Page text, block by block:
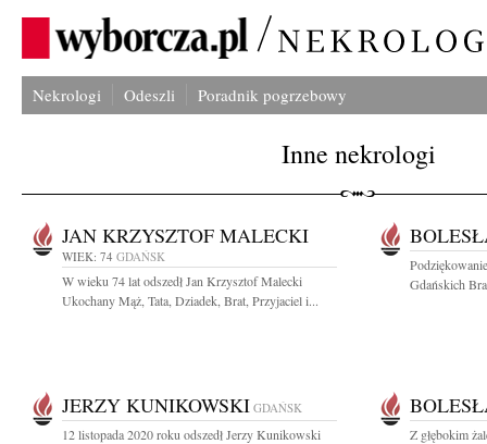
Nekrologi Odeszli Poradnik pogrzebowy
Inne nekrologi
JAN KRZYSZTOF MALECKI
WIEK: 74 GDAŃSK
W wieku 74 lat odszedł Jan Krzysztof Malecki
Ukochany Mąż, Tata, Dziadek, Brat, Przyjaciel i...
Gdańskich
JERZY KUNIKOWSKI GDAŃSK
12 listopada 2020 roku odszedł Jerzy Kunikowski
Z głębokim